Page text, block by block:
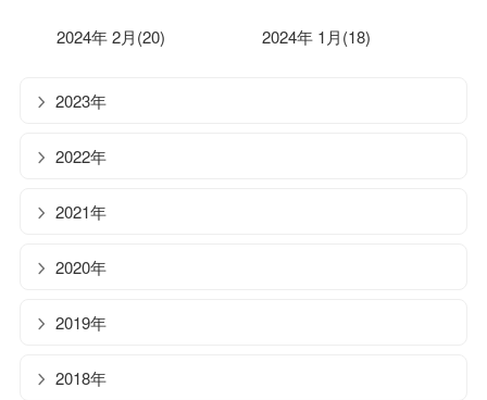
2024年 2月(20) 2024年 1月(18)
2023年
2022年
2021年
2020年
2019年
2018年